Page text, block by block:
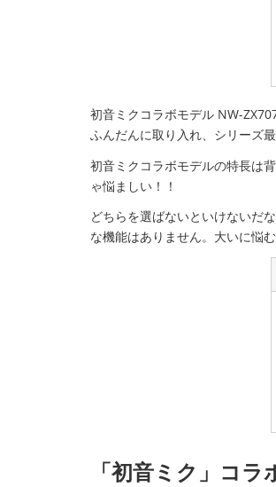
初音ミクコラボモデル NW-
ふんだんに取り入れ、シリーズ
初音ミクコラボモデルの特長は
ゃ悩ましい！！
どちらを選ばないといけないだ
な機能はありません。大いに悩
「初音ミク」コ